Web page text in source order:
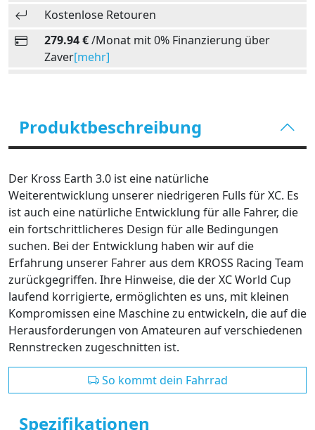
Kostenlose Retouren
279.94 €/Monat mit 0% Finanzierung über
Zaver[mehr]
Produktbeschreibung
Der Kross Earth 3.0 ist eine natürliche
Weiterentwicklung unserer niedrigeren Fulls für XC. Es
ist auch eine natürliche Entwicklung für alle Fahrer, die
ein fortschrittlicheres Design für alle Bedingungen
suchen. Bei der Entwicklung haben wir auf die
Erfahrung unserer Fahrer aus dem KROSS Racing Team
zurückgegriffen. Ihre Hinweise, die der XC World Cup
laufend korrigierte, ermöglichten es uns, mit kleinen
Kompromissen eine Maschine zu entwickeln, die auf die
Herausforderungen von Amateuren auf verschiedenen
Rennstrecken zugeschnitten ist.
So kommt dein Fahrrad
Spezifikationen